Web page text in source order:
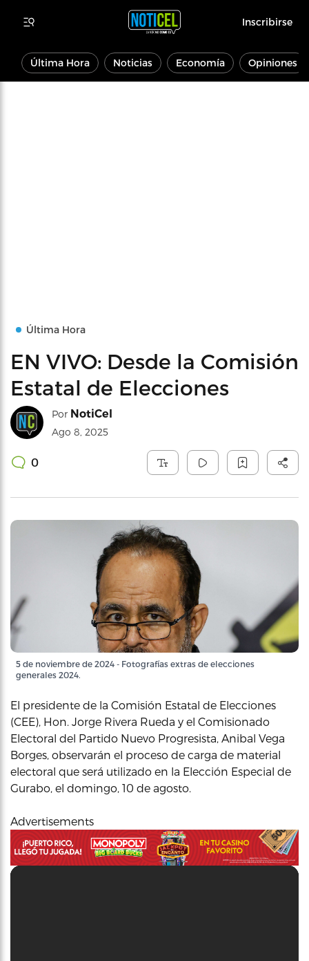
Inscribirse
Última Hora Noticias Economía Opiniones
Última Hora
EN VIVO: Desde la Comisión
Estatal de Elecciones
Por NotiCel
Ago 8, 2025
0
5 de noviembre de 2024 - Fotografías extras de elecciones
generales 2024.
El presidente de la Comisión Estatal de Elecciones
(CEE), Hon. Jorge Rivera Rueda y el Comisionado
Electoral del Partido Nuevo Progresista, Anibal Vega
Borges, observarán el proceso de carga de material
electoral que será utilizado en la Elección Especial de
Gurabo, el domingo, 10 de agosto.
Advertisements